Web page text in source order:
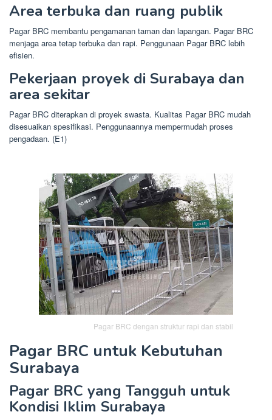
Area terbuka dan ruang publik
Pagar BRC membantu pengamanan taman dan lapangan. Pagar BRC
menjaga area tetap terbuka dan rapi. Penggunaan Pagar BRC lebih
efisien.
Pekerjaan proyek di Surabaya dan
area sekitar
Pagar BRC diterapkan di proyek swasta. Kualitas Pagar BRC mudah
disesuaikan spesifikasi. Penggunaannya mempermudah proses
pengadaan. (E1)
Pagar BRC dengan struktur rapi dan stabil
Pagar BRC untuk Kebutuhan
Surabaya
Pagar BRC yang Tangguh untuk
Kondisi Iklim Surabaya